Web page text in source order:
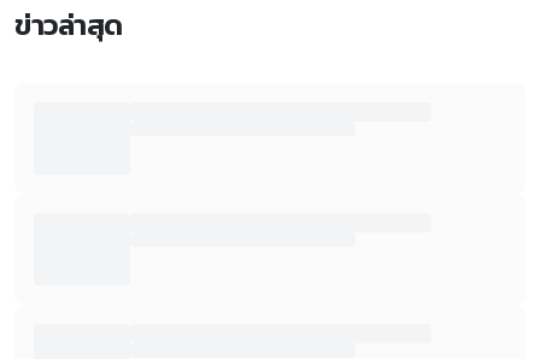
ข่าวล่าสุด